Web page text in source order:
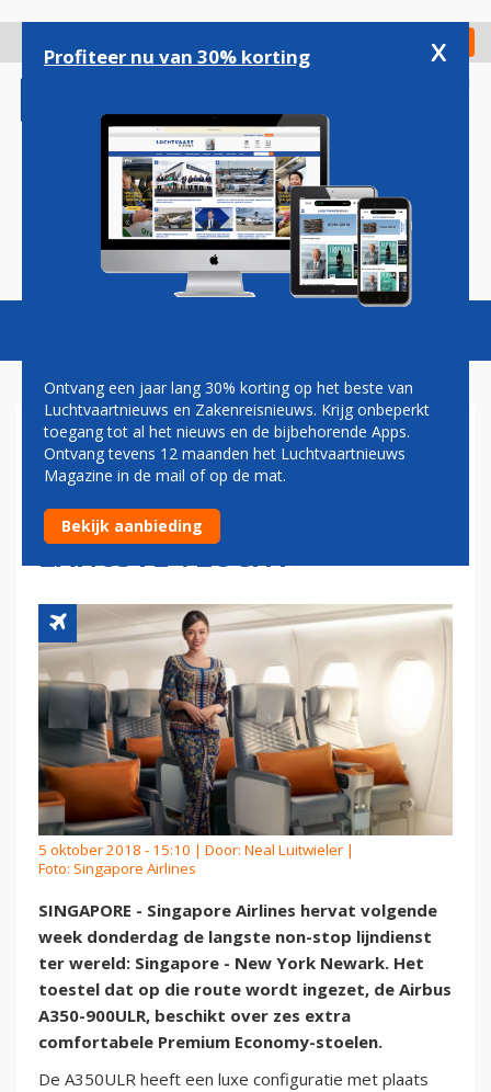
gaan
Check in
Magazine Podcasts Vacatures
SINGAPORE AIRLINES HEEFT
6 EXTRA LUXE PREMIUM
ECONOMY-STOELEN OP
LANGSTE VLUCHT
5 oktober 2018 - 15:10 | Door: Neal Luitwieler |
Foto: Singapore Airlines
SINGAPORE - Singapore Airlines hervat volgende
week donderdag de langste non-stop lijndienst
ter wereld: Singapore - New York Newark. Het
toestel dat op die route wordt ingezet, de Airbus
A350-900ULR, beschikt over zes extra
comfortabele Premium Economy-stoelen.
De A350ULR heeft een luxe configuratie met plaats
Profiteer nu van 30% korting x
Ontvang een jaar lang 30% korting op het beste van
Luchtvaartnieuws en Zakenreisnieuws. Krijg onbeperkt
toegang tot al het nieuws en de bijbehorende Apps.
Ontvang tevens 12 maanden het Luchtvaartnieuws
Magazine in de mail of op de mat.
Bekijk aanbieding